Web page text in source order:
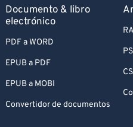
Documento & libro
electrónico
PDF a WORD
EPUB a PDF
EPUB a MOBI
Convertidor de documentos